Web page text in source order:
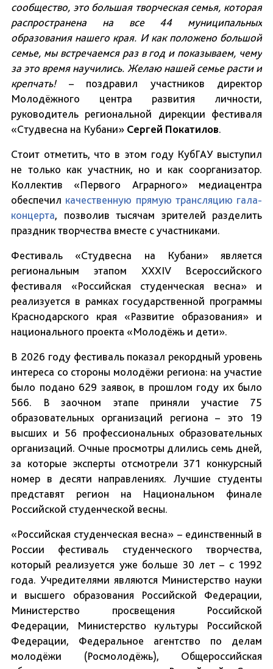
сообщество, это большая творческая семья, которая
распространена на все 44 муниципальных
образования нашего края. И как положено большой
семье, мы встречаемся раз в год и показываем, чему
за это время научились. Желаю нашей семье расти и
крепчать! – поздравил участников директор
Молодёжного центра развития личности,
руководитель региональной дирекции фестиваля
«Студвесна на Кубани» Сергей Покатилов.
Стоит отметить, что в этом году КубГАУ выступил
не только как участник, но и как соорганизатор.
Коллектив «Первого Аграрного» медиацентра
обеспечил качественную прямую трансляцию гала-
концерта, позволив тысячам зрителей разделить
праздник творчества вместе с участниками.
Фестиваль «Студвесна на Кубани» является
региональным этапом XXXIV Всероссийского
фестиваля «Российская студенческая весна» и
реализуется в рамках государственной программы
Краснодарского края «Развитие образования» и
национального проекта «Молодёжь и дети».
В 2026 году фестиваль показал рекордный уровень
интереса со стороны молодёжи региона: на участие
было подано 629 заявок, в прошлом году их было
566. В заочном этапе приняли участие 75
образовательных организаций региона – это 19
высших и 56 профессиональных образовательных
организаций. Очные просмотры длились семь дней,
за которые эксперты отсмотрели 371 конкурсный
номер в десяти направлениях. Лучшие студенты
представят регион на Национальном финале
Российской студенческой весны.
«Российская студенческая весна» – единственный в
России фестиваль студенческого творчества,
который реализуется уже больше 30 лет – с 1992
года. Учредителями являются Министерство науки
и высшего образования Российской Федерации,
Министерство просвещения Российской
Федерации, Министерство культуры Российской
Федерации, Федеральное агентство по делам
молодёжи (Росмолодёжь), Общероссийская